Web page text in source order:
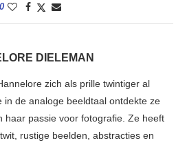
0
DIELEMAN
zich als prille twintiger al
in de analoge beeldtaal ontdekte ze
haar passie voor fotografie. Ze heeft
rustige beelden, abstracties en